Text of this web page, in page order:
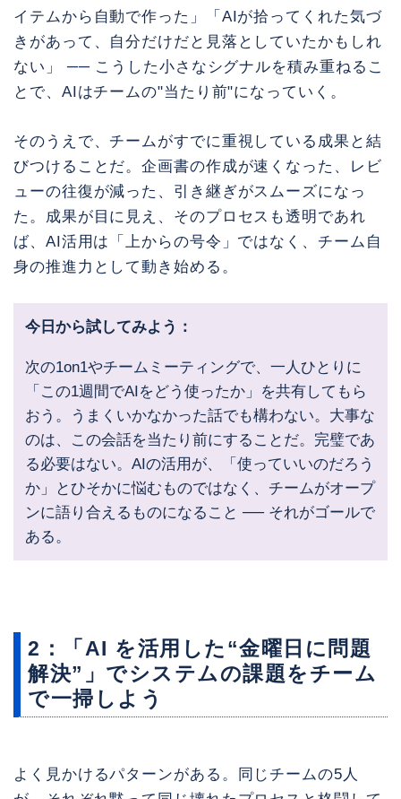
イテムから自動で作った」「AIが拾ってくれた気づ
きがあって、自分だけだと見落としていたかもしれ
ない」 ── こうした小さなシグナルを積み重ねるこ
とで、AIはチームの"当たり前"になっていく。
そのうえで、チームがすでに重視している成果と結
びつけることだ。企画書の作成が速くなった、レビ
ューの往復が減った、引き継ぎがスムーズになっ
た。成果が目に見え、そのプロセスも透明であれ
ば、AI活用は「上からの号令」ではなく、チーム自
身の推進力として動き始める。
今日から試してみよう：
次の1on1やチームミーティングで、一人ひとりに
「この1週間でAIをどう使ったか」を共有してもら
おう。うまくいかなかった話でも構わない。大事な
のは、この会話を当たり前にすることだ。完璧であ
る必要はない。AIの活用が、「使っていいのだろう
か」とひそかに悩むものではなく、チームがオープ
ンに語り合えるものになること ── それがゴールで
ある。
2：「AI を活用した“金曜日に問題
解決”」でシステムの課題をチーム
で一掃しよう
よく見かけるパターンがある。同じチームの5人